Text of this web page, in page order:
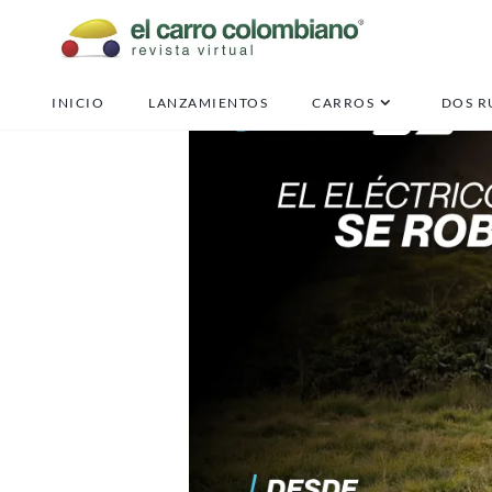
INICIO LANZAMIENTOS CARROS DOS